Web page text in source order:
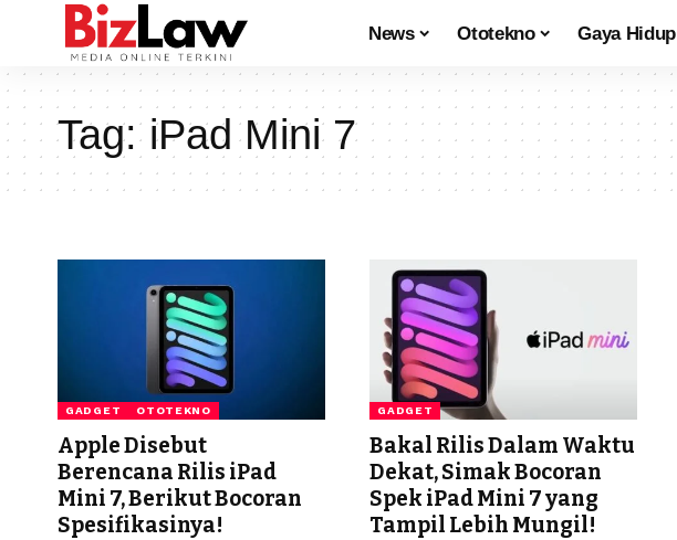
News Ototekno Gaya Hidup
Tag: iPad Mini 7
GADGET OTOTEKNO
Apple Disebut
Berencana Rilis iPad
Mini 7, Berikut Bocoran
Spesifikasinya!
GADGET
Bakal Rilis Dalam Waktu
Dekat, Simak Bocoran
Spek iPad Mini 7 yang
Tampil Lebih Mungil!